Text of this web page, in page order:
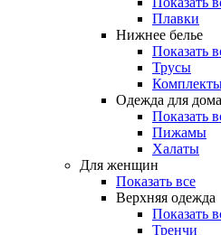
Плавки
Нижнее белье
Показать
Трусы
Одежда для дома
Показать
Пижамы
Халаты
Для женщин
Показать все
Верхняя одежда
Показать
Тренчи